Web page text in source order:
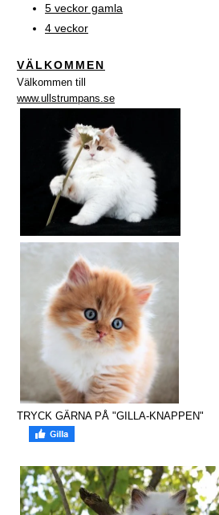
5 veckor gamla
4 veckor
VÄLKOMMEN
Välkommen till
www.ullstrumpans.se
TRYCK GÄRNA PÅ "GILLA-KNAPPEN"